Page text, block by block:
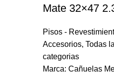
Mate 32×47
Pisos -
Accesorios, Todas
categorias
Marca: Cañuelas